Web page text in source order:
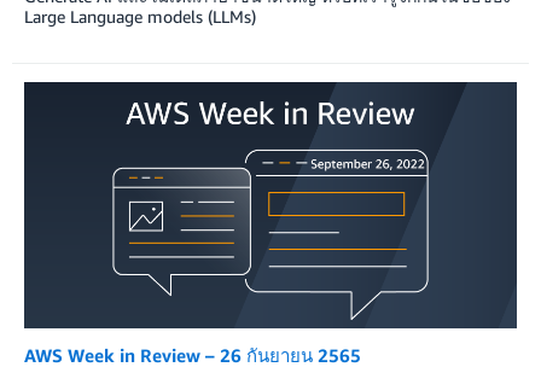
Large Language models (LLMs)
AWS Week in Review – 26 กันยายน 2565